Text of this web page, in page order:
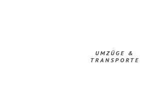
UMZÜGE &
TRANSPORTE